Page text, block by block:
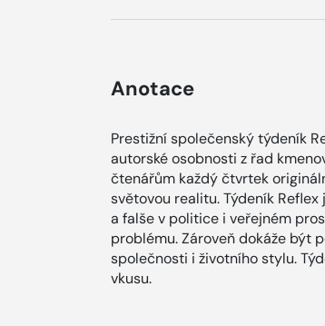
Anotace
Prestižní společenský týdeník
autorské osobnosti z řad
čtenářům každý čtvrtek
světovou realitu. Týdeník
a falše v politice i veřejném
problému. Zároveň dokáže být
společnosti i životního stylu.
vkusu.